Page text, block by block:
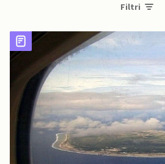
Filtri